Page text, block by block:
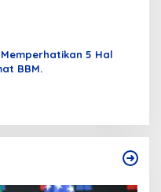
5 Hal
BBM.